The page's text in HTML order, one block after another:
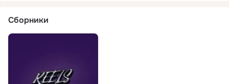
Сборники